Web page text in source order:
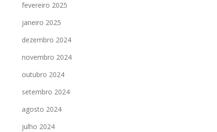
fevereiro 2025
janeiro 2025
dezembro 2024
novembro 2024
outubro 2024
setembro 2024
agosto 2024
julho 2024